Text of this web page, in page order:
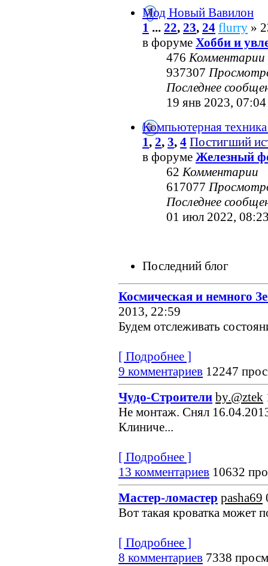
Мод Новый Вавилон
1 ... 22, 23, 24 flurry »
в форуме Хобби и
476Комментарии
937307
Последнее
19 янв 2023, 07:04
Компьютерная
1, 2, 3, 4 Постигший
в форуме Железный
62Комментарии
617077
Последнее
01 июл 2022,
Последний блог
Космическая и немного
2013, 22:59
Будем отслеживать
[ Подробнее ]
9 комментариев 12247
Чудо-Строители by.@ztek
Не монтаж. Снял
Клиниче...
[ Подробнее ]
13 комментариев 10632
Мастер-ломастер pasha69
Вот такая кроватка может
[ Подробнее ]
8 комментариев 7338